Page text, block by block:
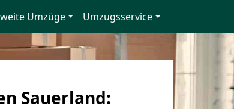
Umzüge Umzugsservice
Sauerland: